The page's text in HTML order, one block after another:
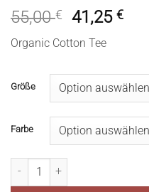
55,00€ 41,25€
Organic Cotton Tee
Größe
Farbe
CaprinoM. Menge